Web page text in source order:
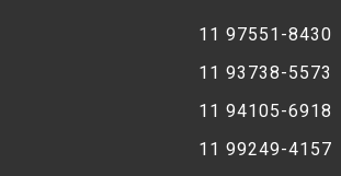
11 97551-8430
11 93738-5573
11 94105-6918
11 99249-4157